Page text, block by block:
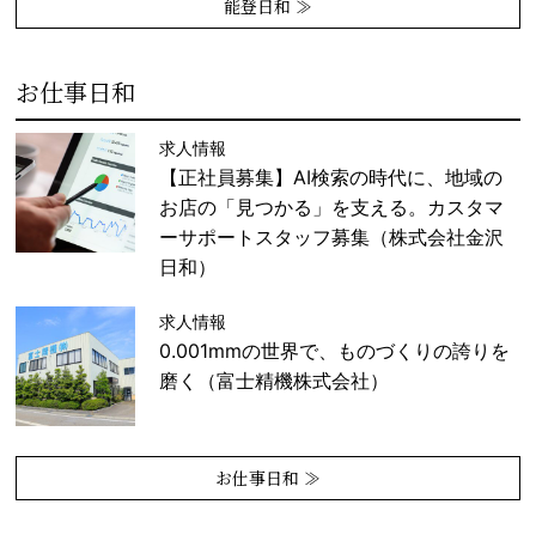
能登日和 ≫
お仕事日和
求人情報
【正社員募集】AI検索の時代に、地域の
お店の「見つかる」を支える。カスタマ
ーサポートスタッフ募集（株式会社金沢
日和）
求人情報
0.001mmの世界で、ものづくりの誇りを
磨く（富士精機株式会社）
お仕事日和 ≫